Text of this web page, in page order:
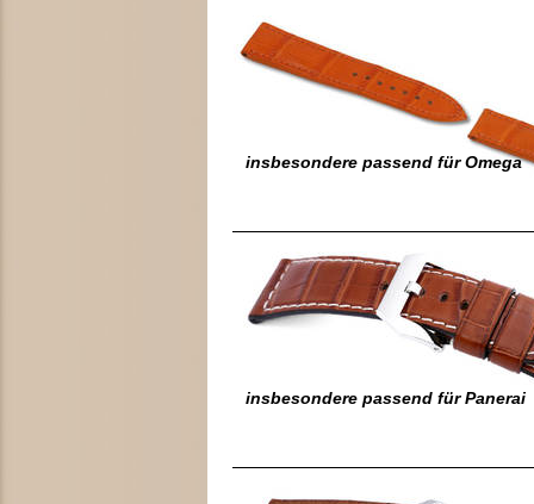
insbesondere passend für Omega
insbesondere passend für Panerai